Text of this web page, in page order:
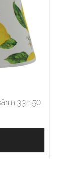
33-150